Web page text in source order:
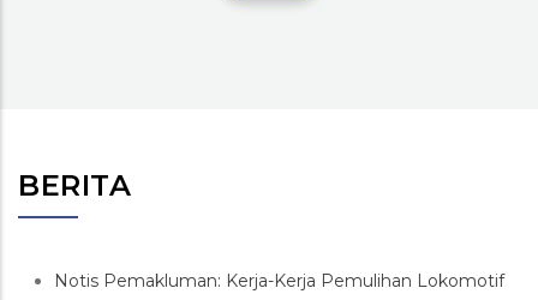
BERITA
Notis Pemakluman: Kerja-Kerja Pemulihan Lokomotif